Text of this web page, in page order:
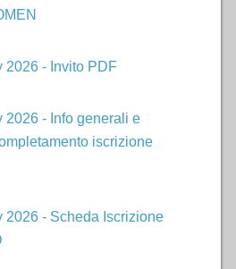
2026 - Invito PDF
2026 - Info generali e
iscrizione
2026 - Scheda Iscrizione